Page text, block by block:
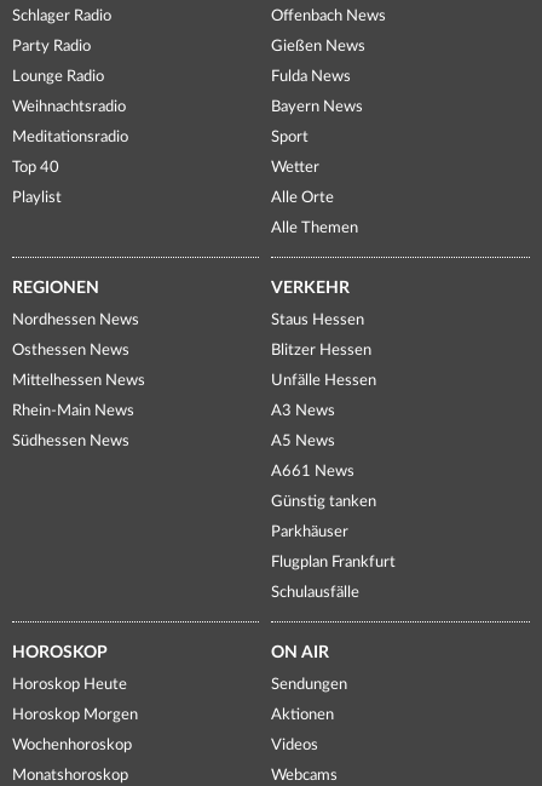
Schlager Radio
Party Radio
Lounge Radio
Weihnachtsradio
Meditationsradio
Top 40
Playlist
Offenbach News
Gießen News
Fulda News
Bayern News
Sport
Wetter
Alle Orte
Alle Themen
REGIONEN
Nordhessen News
Osthessen News
Mittelhessen News
Rhein-Main News
Südhessen News
VERKEHR
Staus Hessen
Blitzer Hessen
Unfälle Hessen
A3 News
A5 News
A661 News
Günstig tanken
Parkhäuser
Flugplan Frankfurt
Schulausfälle
HOROSKOP
Horoskop Heute
Horoskop Morgen
Wochenhoroskop
Monatshoroskop
ON AIR
Sendungen
Aktionen
Videos
Webcams